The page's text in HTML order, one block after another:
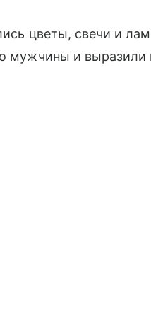
цветы, свечи и
мужчины и